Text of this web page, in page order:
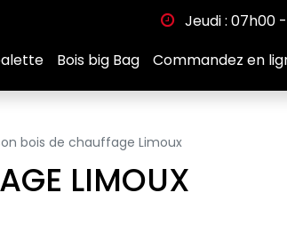
Jeudi : 07h00
Bois big Bag Commandez en
bois de chauffage Limoux
LIMOUX